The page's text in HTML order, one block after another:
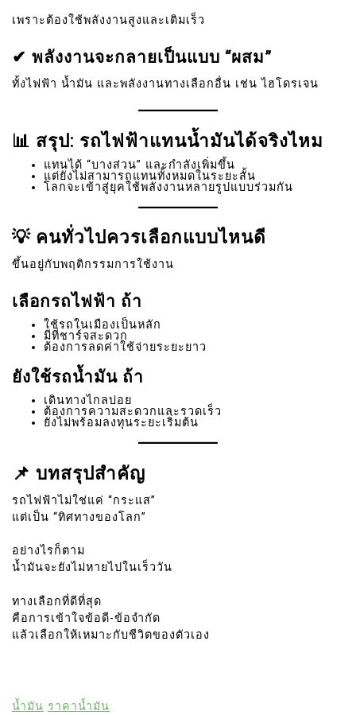
เพราะต้องใช้พลังงานสูงและเติมเร็ว
✔ พลังงานจะกลายเป็นแบบ “ผสม”
ทั้งไฟฟ้า น้ำมัน และพลังงานทางเลือกอื่น เช่น ไฮโดรเจน
📊 สรุป: รถไฟฟ้าแทนน้ำมันได้จริงไหม
แทนได้ “บางส่วน” และกำลังเพิ่มขึ้น
แต่ยังไม่สามารถแทนทั้งหมดในระยะสั้น
โลกจะเข้าสู่ยุคใช้พลังงานหลายรูปแบบร่วมกัน
💡 คนทั่วไปควรเลือกแบบไหนดี
ขึ้นอยู่กับพฤติกรรมการใช้งาน
เลือกรถไฟฟ้า ถ้า
ใช้รถในเมืองเป็นหลัก
มีที่ชาร์จสะดวก
ต้องการลดค่าใช้จ่ายระยะยาว
ยังใช้รถน้ำมัน ถ้า
เดินทางไกลบ่อย
ต้องการความสะดวกและรวดเร็ว
ยังไม่พร้อมลงทุนระยะเริ่มต้น
📌 บทสรุปสำคัญ
รถไฟฟ้าไม่ใช่แค่ “กระแส”
แต่เป็น “ทิศทางของโลก”
อย่างไรก็ตาม
น้ำมันจะยังไม่หายไปในเร็ววัน
ทางเลือกที่ดีที่สุด
คือการเข้าใจข้อดี-ข้อจำกัด
แล้วเลือกให้เหมาะกับชีวิตของตัวเอง
น้ำมัน ราคาน้ำมัน